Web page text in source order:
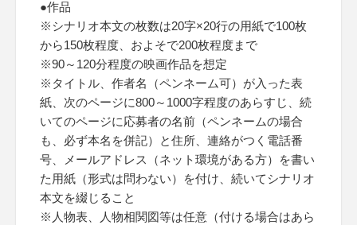
●作品
※シナリオ本文の枚数は20字×20行の用紙で100枚
から150枚程度、およそで200枚程度まで
※90～120分程度の映画作品を想定
※タイトル、作者名（ペンネーム可）が入った表
紙、次のページに800～1000字程度のあらすじ、続
いてのページに応募者の名前（ペンネームの場合
も、必ず本名を併記）と住所、連絡がつく電話番
号、メールアドレス（ネット環境がある方）を書い
た用紙（形式は問わない）を付け、続いてシナリオ
本文を綴じること
※人物表、人物相関図等は任意（付ける場合はあら